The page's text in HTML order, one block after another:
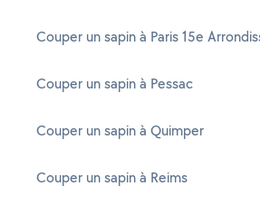
Couper un sapin à Paris 15e
Couper un sapin à Pessac
Couper un sapin à Quimper
Couper un sapin à Reims